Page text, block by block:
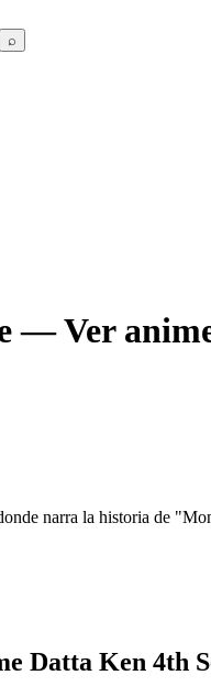
⌕
Ver
narra la historia de
Datta Ken 4th